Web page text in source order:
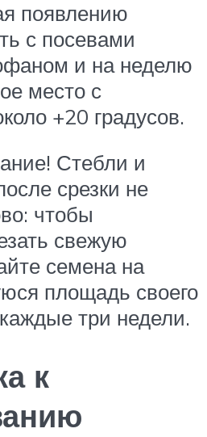
появлению
с посевами
и на неделю
место с
+20 градусов.
Стебли и
срезки не
чтобы
свежую
семена на
площадь своего
три недели.
к